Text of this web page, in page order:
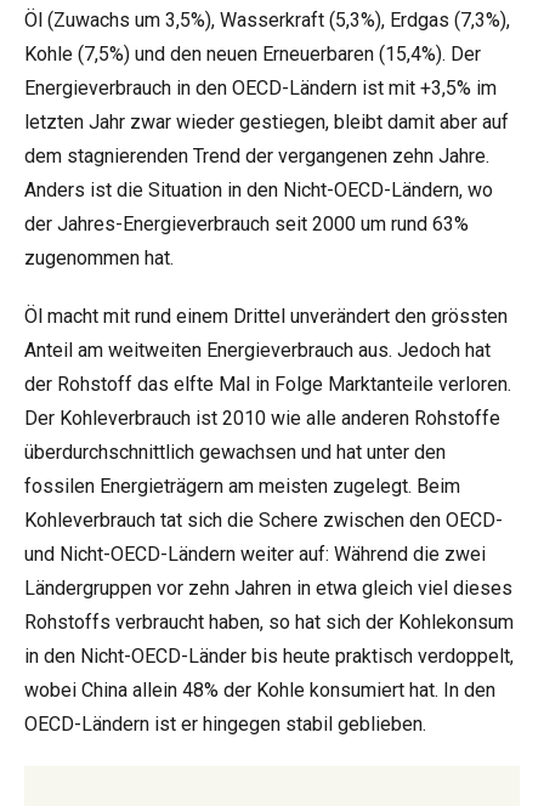
Öl (Zuwachs um 3,5%), Wasserkraft (5,3%), Erdgas (7,3%),
Kohle (7,5%) und den neuen Erneuerbaren (15,4%). Der
Energieverbrauch in den OECD-Ländern ist mit +3,5% im
letzten Jahr zwar wieder gestiegen, bleibt damit aber auf
dem stagnierenden Trend der vergangenen zehn Jahre.
Anders ist die Situation in den Nicht-OECD-Ländern, wo
der Jahres-Energieverbrauch seit 2000 um rund 63%
zugenommen hat.
Öl macht mit rund einem Drittel unverändert den grössten
Anteil am weitweiten Energieverbrauch aus. Jedoch hat
der Rohstoff das elfte Mal in Folge Marktanteile verloren.
Der Kohleverbrauch ist 2010 wie alle anderen Rohstoffe
überdurchschnittlich gewachsen und hat unter den
fossilen Energieträgern am meisten zugelegt. Beim
Kohleverbrauch tat sich die Schere zwischen den OECD-
und Nicht-OECD-Ländern weiter auf: Während die zwei
Ländergruppen vor zehn Jahren in etwa gleich viel dieses
Rohstoffs verbraucht haben, so hat sich der Kohlekonsum
in den Nicht-OECD-Länder bis heute praktisch verdoppelt,
wobei China allein 48% der Kohle konsumiert hat. In den
OECD-Ländern ist er hingegen stabil geblieben.